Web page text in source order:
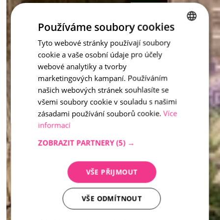
CZECH
Používáme soubory cookies
Tyto webové stránky používají soubory
cookie a vaše osobní údaje pro účely
webové analytiky a tvorby
marketingových kampaní. Používáním
našich webových stránek souhlasíte se
všemi soubory cookie v souladu s našimi
zásadami používání souborů cookie. Více
informací
ZOBRAZIT PARTNERY (5) →
VŠE PŘIJMOUT
VŠE ODMÍTNOUT